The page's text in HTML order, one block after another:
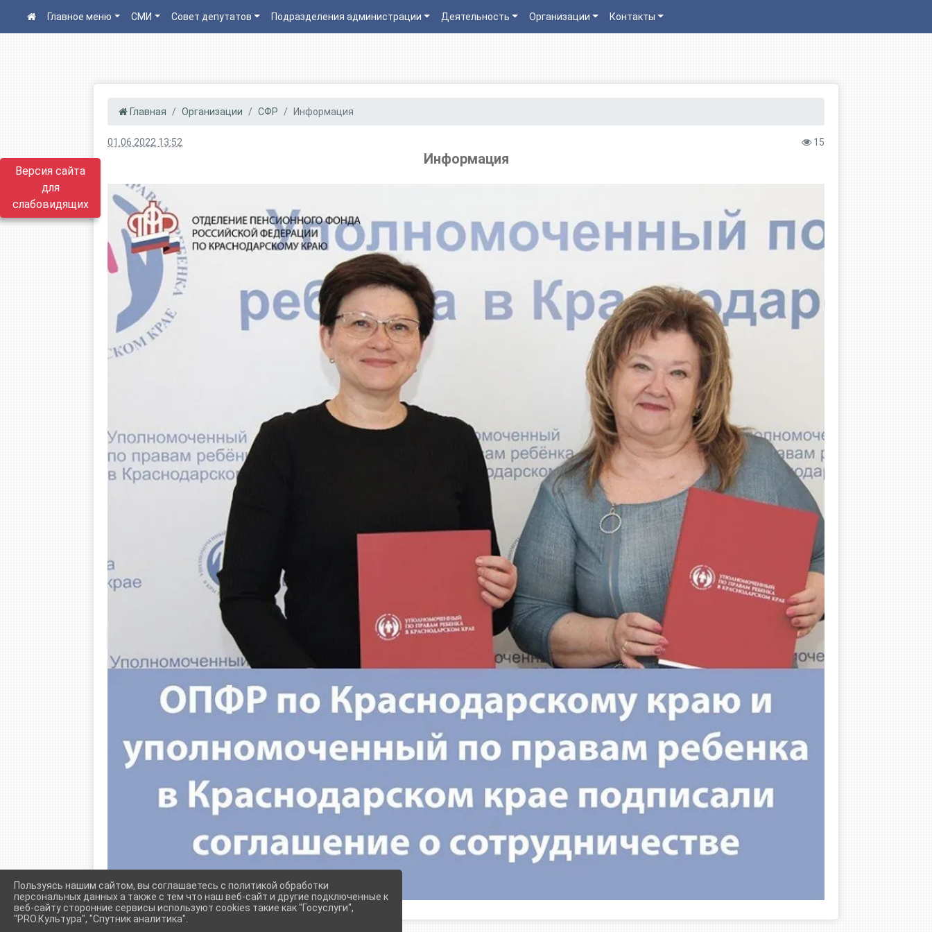
Версия сайта
для
слабовидящих
Главное меню СМИ Совет депутатов Подразделения администрации Деятельность Организации Контакты
Главная Организации СФР Информация
01.06.2022 13:52 15
Информация
Пользуясь нашим сайтом, вы соглашаетесь с политикой обработки
персональных данных а также с тем что наш веб-сайт и другие подключенные к
веб-сайту сторонние сервисы используют cookies такие как "Госуслуги",
"PRO.Культура", "Спутник аналитика".